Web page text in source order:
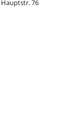
Hauptstr. 76